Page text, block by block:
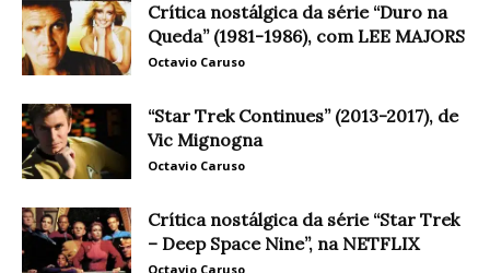
Crítica nostálgica da série “Duro na
Queda” (1981-1986), com LEE MAJORS
Octavio Caruso
“Star Trek Continues” (2013-2017), de
Vic Mignogna
Octavio Caruso
Crítica nostálgica da série “Star Trek
– Deep Space Nine”, na NETFLIX
Octavio Caruso